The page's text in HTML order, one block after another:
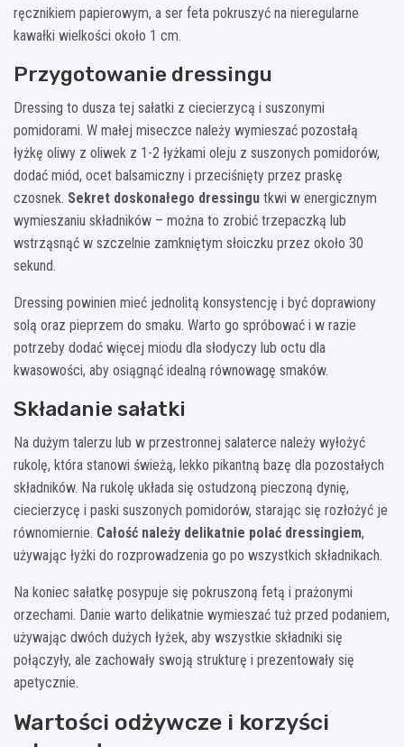
ręcznikiem papierowym, a ser feta pokruszyć na nieregularne
kawałki wielkości około 1 cm.
Przygotowanie dressingu
Dressing to dusza tej sałatki z ciecierzycą i suszonymi
pomidorami. W małej miseczce należy wymieszać pozostałą
łyżkę oliwy z oliwek z 1-2 łyżkami oleju z suszonych pomidorów,
dodać miód, ocet balsamiczny i przeciśnięty przez praskę
czosnek. Sekret doskonałego dressingu tkwi w energicznym
wymieszaniu składników – można to zrobić trzepaczką lub
wstrząsnąć w szczelnie zamkniętym słoiczku przez około 30
sekund.
Dressing powinien mieć jednolitą konsystencję i być doprawiony
solą oraz pieprzem do smaku. Warto go spróbować i w razie
potrzeby dodać więcej miodu dla słodyczy lub octu dla
kwasowości, aby osiągnąć idealną równowagę smaków.
Składanie sałatki
Na dużym talerzu lub w przestronnej salaterce należy wyłożyć
rukolę, która stanowi świeżą, lekko pikantną bazę dla pozostałych
składników. Na rukolę układa się ostudzoną pieczoną dynię,
ciecierzycę i paski suszonych pomidorów, starając się rozłożyć je
równomiernie. Całość należy delikatnie polać dressingiem,
używając łyżki do rozprowadzenia go po wszystkich składnikach.
Na koniec sałatkę posypuje się pokruszoną fetą i prażonymi
orzechami. Danie warto delikatnie wymieszać tuż przed podaniem,
używając dwóch dużych łyżek, aby wszystkie składniki się
połączyły, ale zachowały swoją strukturę i prezentowały się
apetycznie.
Wartości odżywcze i korzyści